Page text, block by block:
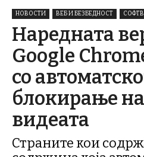
НОВОСТИ ВЕБ И БЕЗБЕДНОСТ
Наредната
Google
со
блокирање
видеата
Страните кои